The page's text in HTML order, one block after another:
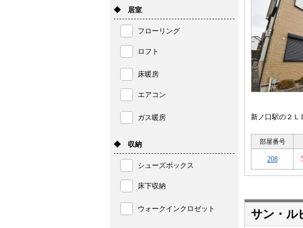
新ノ口駅の２
部屋番号
208
サン・ル
◆ 居室
フローリング
ロフト
床暖房
エアコン
ガス暖房
◆ 収納
シューズボックス
床下収納
ウォークインクロゼット